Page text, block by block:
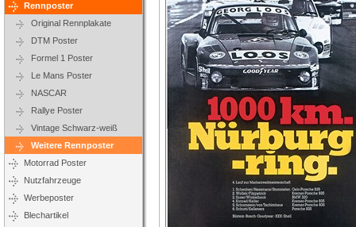
Rennposter
Original Rennplakate
DTM Poster
Formel 1 Poster
Le Mans Poster
NASCAR
Rallye Poster
Vintage Schwarz-weiß
Weitere Rennposter
Motorrad Poster
Nutzfahrzeuge
Werbeposter
Blechartikel